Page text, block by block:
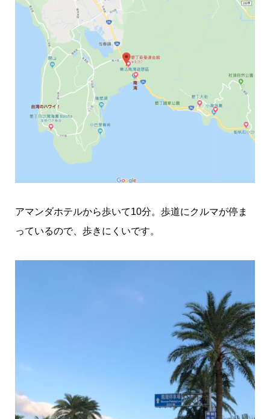
アマンダホテルから歩いて10分。歩道にクルマが停ま
っているので、歩きにくいです。